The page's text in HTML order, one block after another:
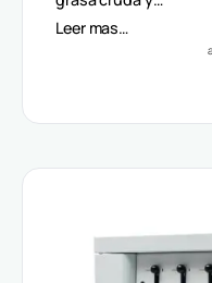
Leer mas…